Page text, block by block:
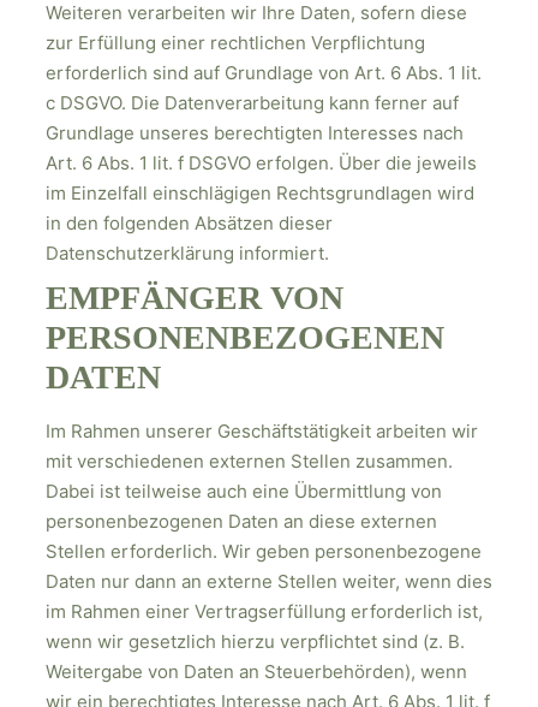
Weiteren verarbeiten wir Ihre Daten, sofern diese
zur Erfüllung einer rechtlichen Verpflichtung
erforderlich sind auf Grundlage von Art. 6 Abs. 1 lit.
c DSGVO. Die Datenverarbeitung kann ferner auf
Grundlage unseres berechtigten Interesses nach
Art. 6 Abs. 1 lit. f DSGVO erfolgen. Über die jeweils
im Einzelfall einschlägigen Rechtsgrundlagen wird
in den folgenden Absätzen dieser
Datenschutzerklärung informiert.
EMPFÄNGER VON
PERSONENBEZOGENEN
DATEN
Im Rahmen unserer Geschäftstätigkeit arbeiten wir
mit verschiedenen externen Stellen zusammen.
Dabei ist teilweise auch eine Übermittlung von
personenbezogenen Daten an diese externen
Stellen erforderlich. Wir geben personenbezogene
Daten nur dann an externe Stellen weiter, wenn dies
im Rahmen einer Vertragserfüllung erforderlich ist,
wenn wir gesetzlich hierzu verpflichtet sind (z. B.
Weitergabe von Daten an Steuerbehörden), wenn
wir ein berechtigtes Interesse nach Art. 6 Abs. 1 lit. f